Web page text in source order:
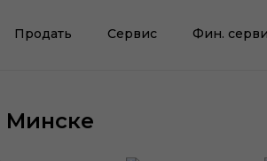
Продать Сервис Фин.
Минске